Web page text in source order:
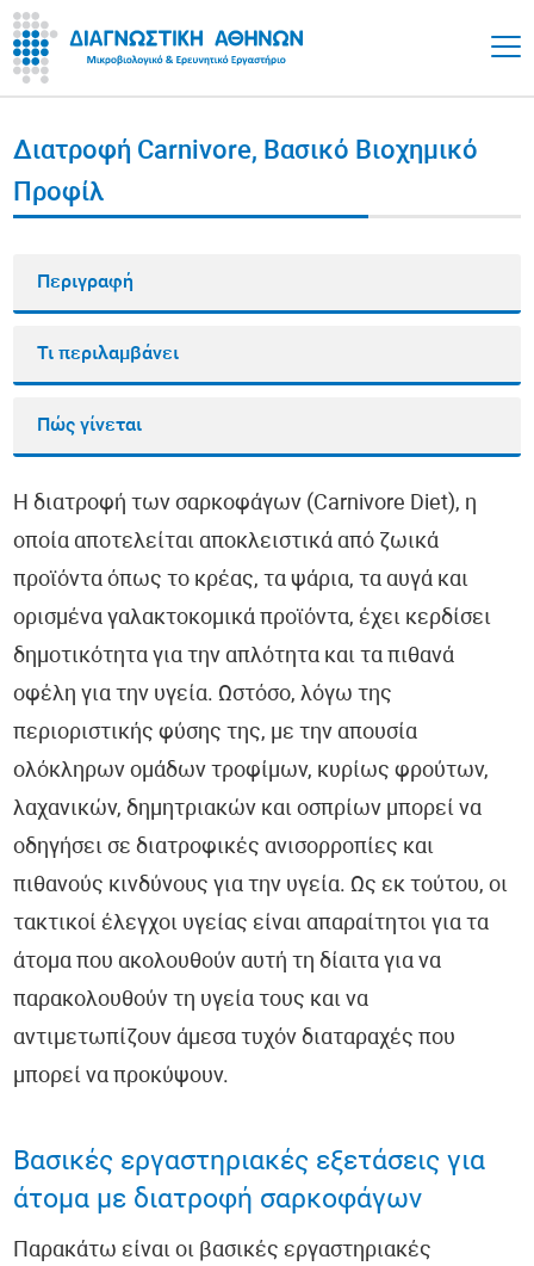
Διατροφή Carnivore, Βασικό Βιοχημικό
Προφίλ
Περιγραφή
Τι περιλαμβάνει
Πώς γίνεται
Η διατροφή των σαρκοφάγων (Carnivore Diet), η
οποία αποτελείται αποκλειστικά από ζωικά
προϊόντα όπως το κρέας, τα ψάρια, τα αυγά και
ορισμένα γαλακτοκομικά προϊόντα, έχει κερδίσει
δημοτικότητα για την απλότητα και τα πιθανά
οφέλη για την υγεία. Ωστόσο, λόγω της
περιοριστικής φύσης της, με την απουσία
ολόκληρων ομάδων τροφίμων, κυρίως φρούτων,
λαχανικών, δημητριακών και οσπρίων μπορεί να
οδηγήσει σε διατροφικές ανισορροπίες και
πιθανούς κινδύνους για την υγεία. Ως εκ τούτου, οι
τακτικοί έλεγχοι υγείας είναι απαραίτητοι για τα
άτομα που ακολουθούν αυτή τη δίαιτα για να
παρακολουθούν τη υγεία τους και να
αντιμετωπίζουν άμεσα τυχόν διαταραχές που
μπορεί να προκύψουν.
Βασικές εργαστηριακές εξετάσεις για
άτομα με διατροφή σαρκοφάγων
Παρακάτω είναι οι βασικές εργαστηριακές